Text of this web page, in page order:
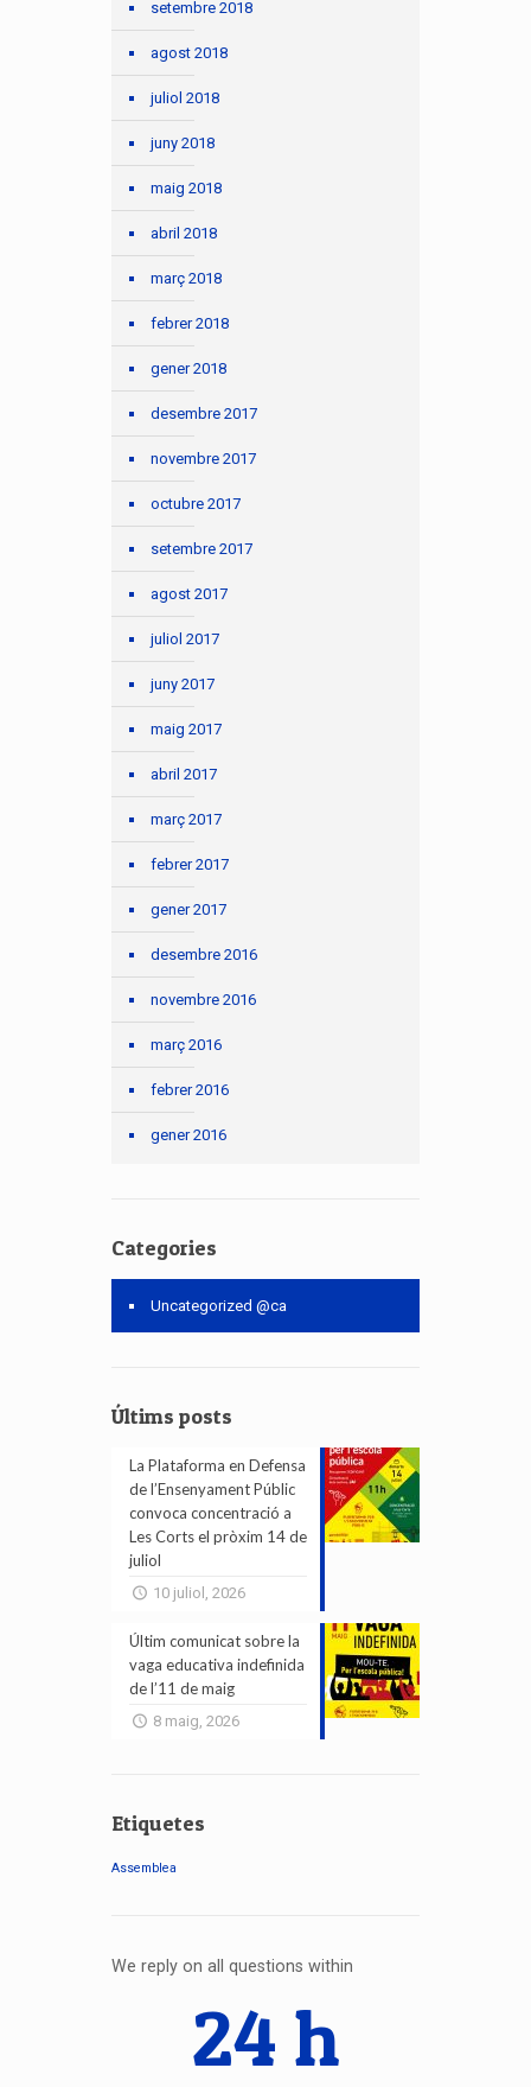
setembre 2018
agost 2018
juliol 2018
juny 2018
maig 2018
abril 2018
març 2018
febrer 2018
gener 2018
desembre 2017
novembre 2017
octubre 2017
setembre 2017
agost 2017
juliol 2017
juny 2017
maig 2017
abril 2017
març 2017
febrer 2017
gener 2017
desembre 2016
novembre 2016
març 2016
febrer 2016
gener 2016
Categories
Uncategorized @ca
Últims posts
La Plataforma en Defensa
de l’Ensenyament Públic
convoca concentració a
Les Corts el pròxim 14 de
juliol
10 juliol, 2026
Últim comunicat sobre la
vaga educativa indefinida
de l’11 de maig
8 maig, 2026
Etiquetes
Assemblea
We reply on all questions within
24 h